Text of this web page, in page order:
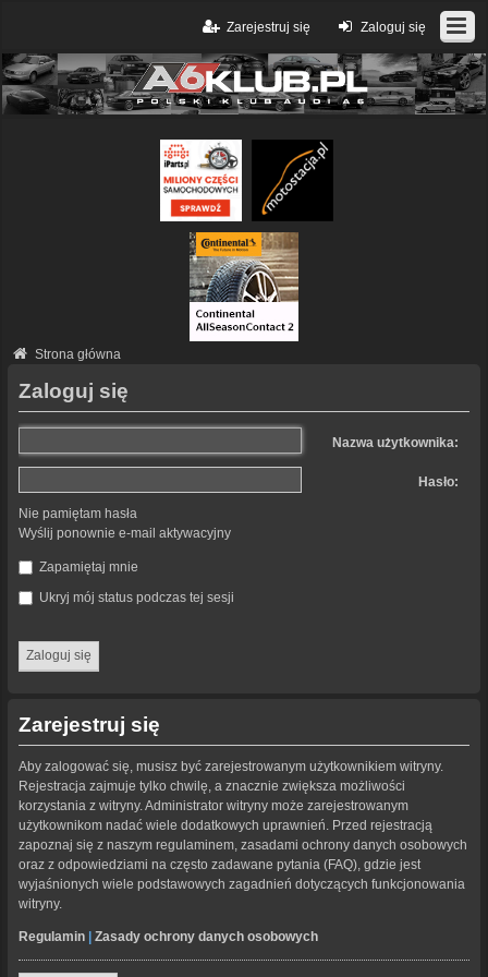
Zaloguj się
Zarejestruj się
Strona główna
Zaloguj się
Nazwa użytkownika:
Hasło:
Nie pamiętam hasła
Wyślij ponownie e-mail aktywacyjny
Zapamiętaj mnie
Ukryj mój status podczas tej sesji
Zarejestruj się
Aby zalogować się, musisz być zarejestrowanym użytkownikiem witryny.
Rejestracja zajmuje tylko chwilę, a znacznie zwiększa możliwości
korzystania z witryny. Administrator witryny może zarejestrowanym
użytkownikom nadać wiele dodatkowych uprawnień. Przed rejestracją
zapoznaj się z naszym regulaminem, zasadami ochrony danych osobowych
oraz z odpowiedziami na często zadawane pytania (FAQ), gdzie jest
wyjaśnionych wiele podstawowych zagadnień dotyczących funkcjonowania
witryny.
Regulamin Zasady ochrony danych osobowych